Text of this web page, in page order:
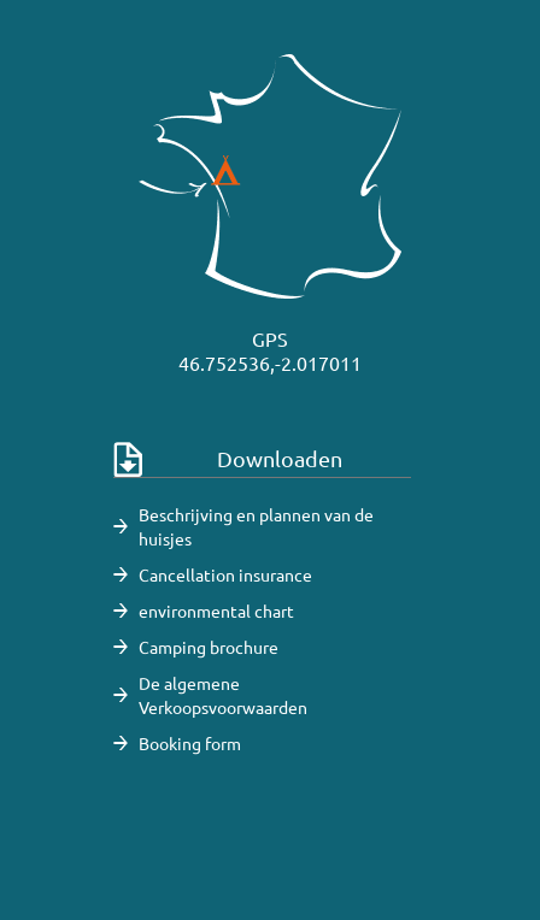
GPS
46.752536,-2.017011
Downloaden
Beschrijving en plannen van de
huisjes
Cancellation insurance
environmental chart
Camping brochure
De algemene
Verkoopsvoorwaarden
Booking form